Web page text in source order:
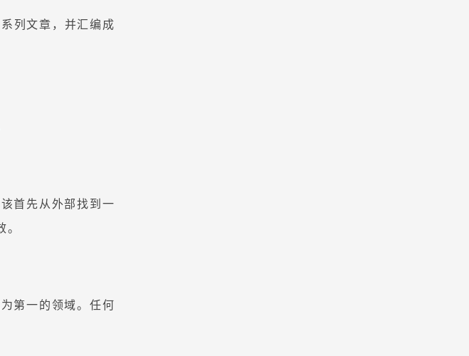
列文章，并汇编成
首先从外部找到一
第一的领域。任何